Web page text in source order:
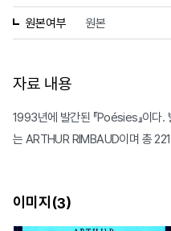
원본여부 원본
자료 내용
1993년에 발간된 『Poésies』이
는 ARTHUR RIMBAUD이며 총
이미지(3)